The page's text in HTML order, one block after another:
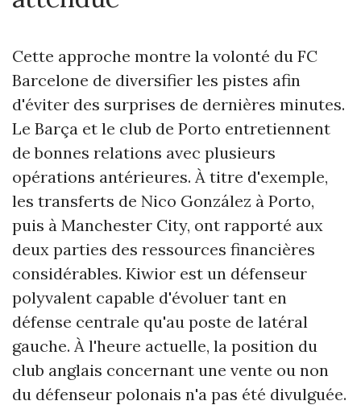
Cette approche montre la volonté du FC
Barcelone de diversifier les pistes afin
d'éviter des surprises de dernières minutes.
Le Barça et le club de Porto entretiennent
de bonnes relations avec plusieurs
opérations antérieures. À titre d'exemple,
les transferts de Nico González à Porto,
puis à Manchester City, ont rapporté aux
deux parties des ressources financières
considérables. Kiwior est un défenseur
polyvalent capable d'évoluer tant en
défense centrale qu'au poste de latéral
gauche. À l'heure actuelle, la position du
club anglais concernant une vente ou non
du défenseur polonais n'a pas été divulguée.